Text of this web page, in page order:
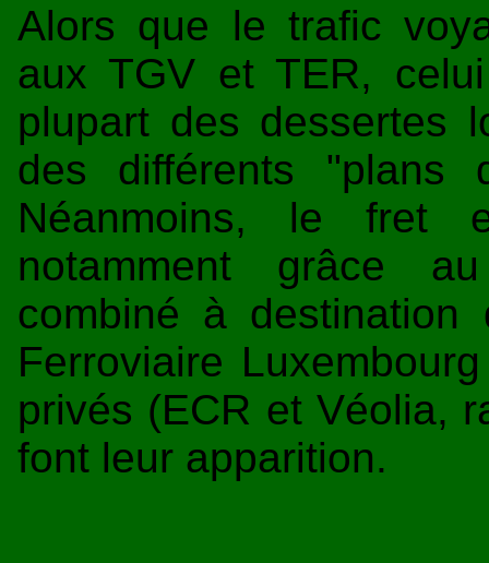
Alors que le trafic
aux TGV et TER,
plupart des dessertes
des différents "plans
Néanmoins, le fret
notamment grâce
combiné à destination
Ferroviaire
privés (ECR et Véolia,
font leur apparition.